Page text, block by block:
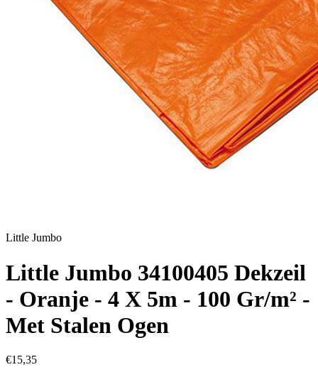
Little Jumbo
Little Jumbo 34100405 Dekzeil
- Oranje - 4 X 5m - 100 Gr/m² -
Met Stalen Ogen
€15,35